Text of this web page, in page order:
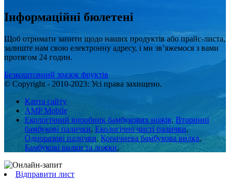
Інформаційні бюлетені
Щоб отримати запити щодо наших продуктів або прайс-листа,
залиште нам свою електронну адресу, і ми зв’яжемося з вами
протягом 24 годин.
Безкоштовний зразок фруктів
© Copyright - 2010-2023: Усі права захищено.
Карта сайту
AMP Mobile
Екологічний виробник бамбукових ножів, Вторинні
бамбукові палички, Екологічно чисті палички,
Одноразові палички, Коричнева бамбукова вилка,
Бамбукові вилки та ложки,
Відправити лист